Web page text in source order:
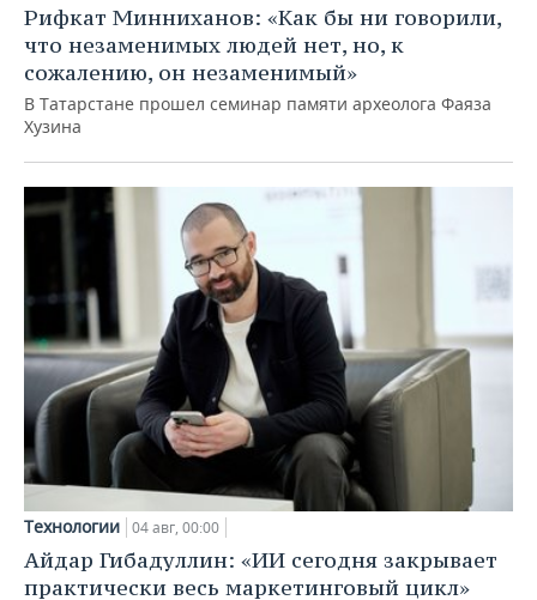
Рифкат Минниханов: «Как бы ни говорили,
что незаменимых людей нет, но, к
сожалению, он незаменимый»
В Татарстане прошел семинар памяти археолога Фаяза
Хузина
Технологии 04 авг, 00:00
Айдар Гибадуллин: «ИИ сегодня закрывает
практически весь маркетинговый цикл»